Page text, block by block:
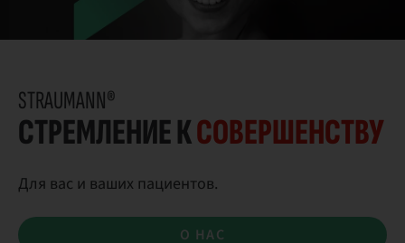
STRAUMANN®
СТРЕМЛЕНИЕ КСОВЕРШЕНСТВУ
Для вас и ваших пациентов.
О НАС